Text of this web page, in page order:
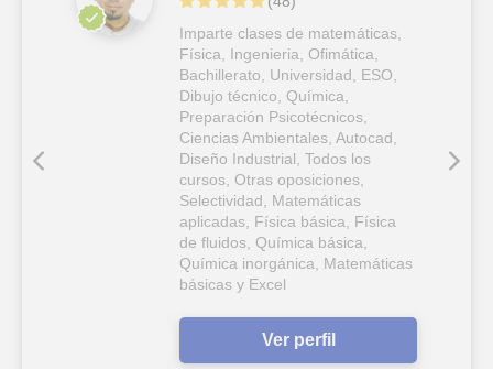
Imparte clases de matemáticas,
Física, Ingenieria, Ofimática,
Bachillerato, Universidad, ESO,
Dibujo técnico, Química,
Preparación Psicotécnicos,
Ciencias Ambientales, Autocad,
Diseño Industrial, Todos los
cursos, Otras oposiciones,
Selectividad, Matemáticas
aplicadas, Física básica, Física
de fluidos, Química básica,
Química inorgánica, Matemáticas
básicas y Excel
Ver perfil